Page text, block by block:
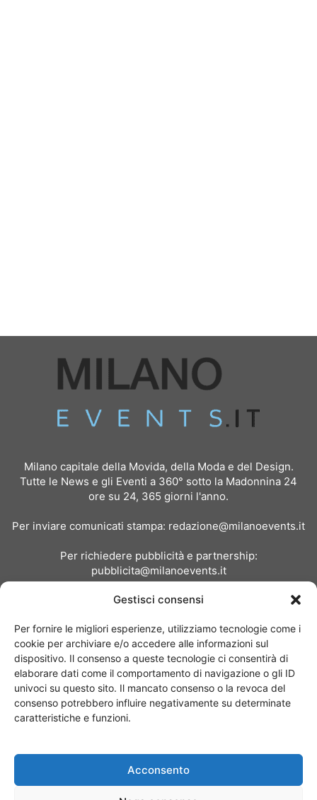
Gestisci consensi
Per fornire le migliori esperienze, utilizziamo tecnologie come i
cookie per archiviare e/o accedere alle informazioni sul
dispositivo. Il consenso a queste tecnologie ci consentirà di
elaborare dati come il comportamento di navigazione o gli ID
univoci su questo sito. Il mancato consenso o la revoca del
consenso potrebbero influire negativamente su determinate
caratteristiche e funzioni.
Acconsento
Milano capitale della Movida, della Moda e del Design.
Tutte le News e gli Eventi a 360° sotto la Madonnina 24
ore su 24, 365 giorni l'anno.
Per inviare comunicati stampa: redazione@milanoevents.it
Per richiedere pubblicità e partnership:
pubblicita@milanoevents.it
Chi siamo I Nostri Clienti
© Copyright 2017 - MilanoEvents.it© managed by